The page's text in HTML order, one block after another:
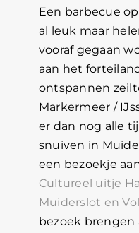
Een barbecue
al leuk maar
vooraf gegaan
aan het
ontspannen
Markermeer /
er dan nog alle
snuiven in
een bezoekje
Cultureel uitje
Muiderslot en
bezoek brengen